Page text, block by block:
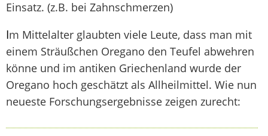
Einsatz. (z.B. bei Zahnschmerzen)
Im Mittelalter glaubten viele Leute, dass man mit
einem Sträußchen Oregano den Teufel abwehren
könne und im antiken Griechenland wurde der
Oregano hoch geschätzt als Allheilmittel. Wie nun
neueste Forschungsergebnisse zeigen zurecht: